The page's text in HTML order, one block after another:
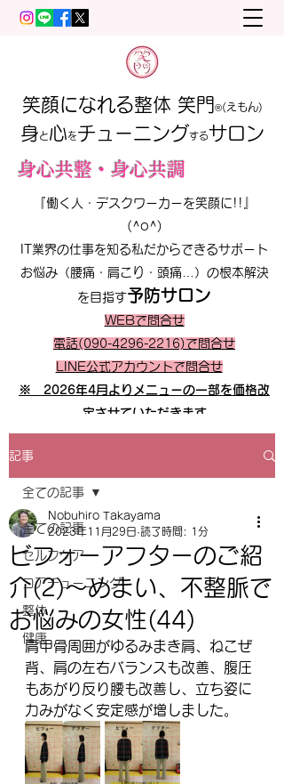
笑顔になれる整体 笑門 ®(えもん)
​​身と心をチューニングするサロン
​身心共整・身心共調
『働く人・デスクワーカーを笑顔に!!』
(^o^)
IT業界の仕事を知る私だからできるサポート
お悩み（腰痛・肩こり・頭痛…）の根本解決
を目指す予防サロン
WEBで問合せ
電話(090-4296-2216)で問合せ
LINE公式アカウントで問合せ
※ 2026年4月よりメニューの一部を価格改
定させていただきます
記事
全ての記事
セルフケア
コアチューニング
整体
健康
全ての記事
ビフォーアフターのご紹
介(2)～めまい、不整脈で
お悩みの女性(44)
Nobuhiro Takayama
2023年11月29日 読了時間: 1分
肩甲骨周囲がゆるみまき肩、ねこぜ
背、肩の左右バランスも改善、腹圧
もあがり反り腰も改善し、立ち姿に
力みがなく安定感が増しました。